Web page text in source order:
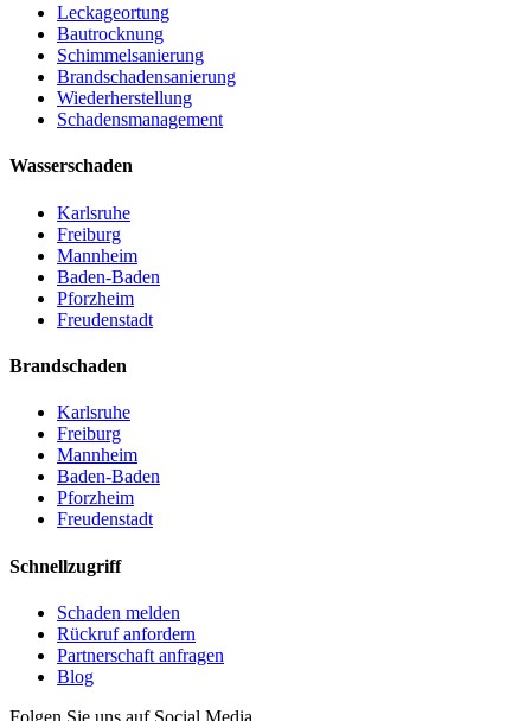
Leckageortung
Bautrocknung
Schimmelsanierung
Brandschadensanierung
Wiederherstellung
Schadensmanagement
Wasserschaden
Karlsruhe
Freiburg
Mannheim
Baden-Baden
Pforzheim
Freudenstadt
Brandschaden
Karlsruhe
Freiburg
Mannheim
Baden-Baden
Pforzheim
Freudenstadt
Schnellzugriff
Schaden melden
Rückruf anfordern
Partnerschaft anfragen
Blog
Folgen Sie uns auf Social Media